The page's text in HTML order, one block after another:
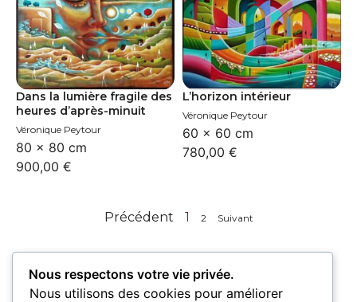
Dans la lumière fragile des
heures d’après-minuit
Véronique Peytour
80 × 80 cm
900,00 €
L’horizon intérieur
Véronique Peytour
60 × 60 cm
780,00 €
Précédent 1 2 Suivant
Nous respectons votre vie privée.
Nous utilisons des cookies pour améliorer